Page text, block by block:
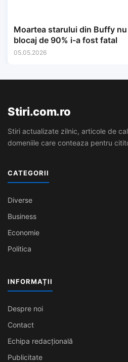
Moartea starului din Buffy
blocaj de 90% i-a fost fatal
05.05.2026
Stiri.com.ro
Stiri actualizate zilnic, articole de
domeniile care conteaza pentru
CATEGORII
Diverse
Business
Economie
Politica
INFORMAȚII
Despre noi
Contact
Echipa redacțională
Publicitate